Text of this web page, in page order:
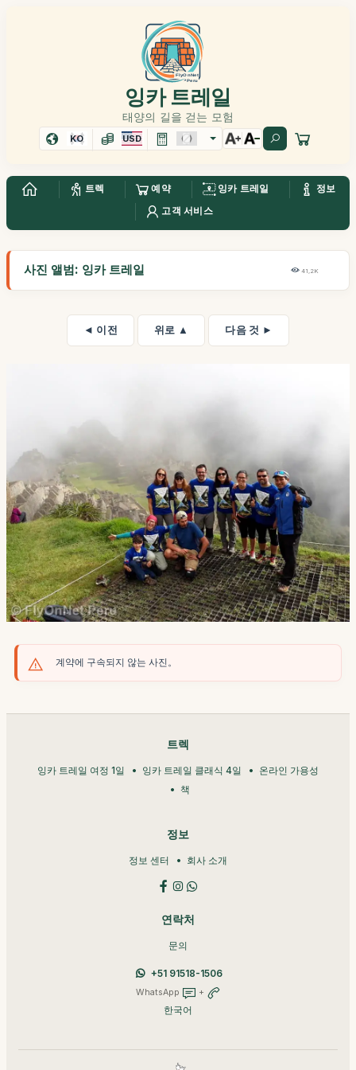
잉카 트레일
태양의 길을 걷는 모험
KO USD
트렉 예약 잉카 트레일
정보
고객 서비스
사진 앨범: 잉카 트레일 41,2K
◄ 이전 위로 ▲ 다음 것 ►
계약에 구속되지 않는 사진。
트렉
잉카 트레일 여정 1일 잉카 트레일 클래식 4일
온라인 가용성
책
정보
정보 센터 회사 소개
연락처
문의
+51 91518-1506
WhatsApp +
한국어